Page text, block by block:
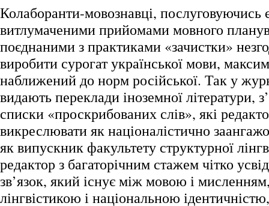
Колаборанти-мовознавці, послуговуючись
витлумаченими прийомами мовного
поєднаними з практиками «зачистки»
виробити сурогат української мови,
наближений до норм російської. Так у
видають переклади іноземної літератури,
списки «проскрибованих слів», які
викреслювати як націоналістично
як випускник факультету структурної
редактор з багаторічним стажем чітко
зв’язок, який існує між мовою і
лінгвістикою і національною